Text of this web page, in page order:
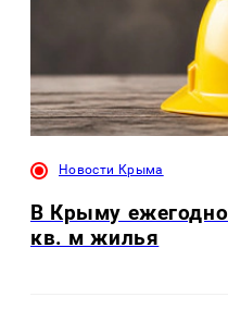
Новости Крыма
В Крыму
кв. м жилья